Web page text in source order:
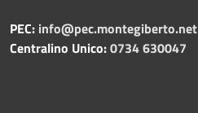
PEC: info@pec.montegiberto.net
Centralino Unico:0734 630047